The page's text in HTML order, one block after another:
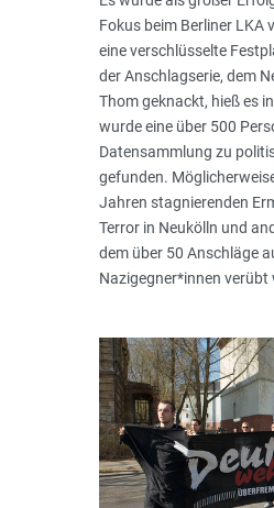
Fokus beim Berliner LKA
eine verschlüsselte
der Anschlagserie, dem
Thom geknackt, hieß es
wurde eine über 500
Datensammlung zu
gefunden.
Jahren stagnierenden
Terror in Neukölln und
dem über 50 Anschläge
Nazigegner*innen verübt